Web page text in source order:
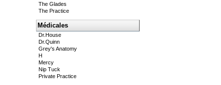
The Glades
The Practice
Médicales
Dr.House
Dr.Quinn
Grey's Anatomy
H
Mercy
Nip Tuck
Private Practice